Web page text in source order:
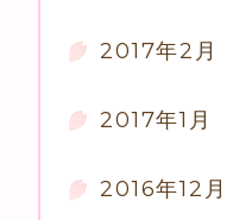
2017年2月
2017年1月
2016年12月